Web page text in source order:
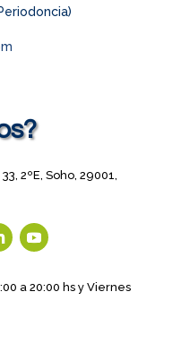
2ºE, Soho, 29001,
a 20:00 hs y Viernes